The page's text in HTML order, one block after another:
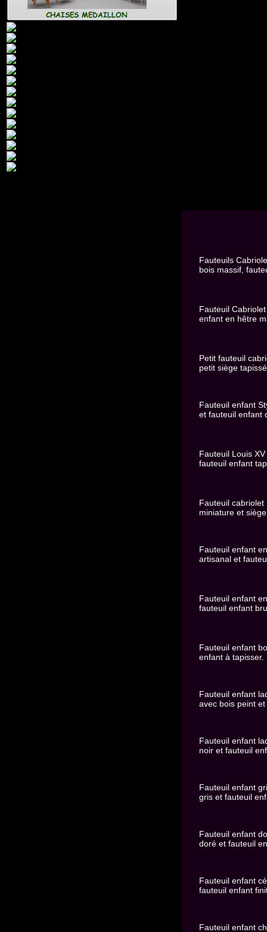
Fauteuils
bois massif,
Fauteuil
enfant en hêtre
Petit fauteuil
petit siège
Fauteuil enfant
et fauteuil enfant
Fauteuil Louis
fauteuil enfant
Fauteuil
miniature et
Fauteuil enfant
artisanal et
Fauteuil enfant
fauteuil enfant
Fauteuil enfant
enfant à tapisser.
Fauteuil enfant
avec bois peint
Fauteuil enfant
noir et fauteuil
Fauteuil enfant
gris et fauteuil
Fauteuil enfant
doré et fauteuil
Fauteuil enfant
fauteuil enfant
Fauteuil enfant